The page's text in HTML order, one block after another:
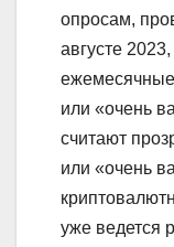
опросам,
августе
или «очень
считают
или «очень
уже ведется